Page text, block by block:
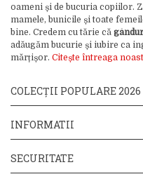
oameni și de bucuria copiilor.
mamele, bunicile și toate
bine. Credem cu tărie că
adăugăm bucurie și iubire ca
mărțișor. Citește întreaga
COLECȚII POPULARE 2026
INFORMATII
SECURITATE